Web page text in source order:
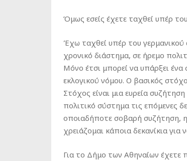
Όμως εσείς έχετε ταχθεί υπέρ
Έχω ταχθεί υπέρ του γερμανικού
χρονικό διάστημα, σε ήρεμο
Μόνο έτσι μπορεί να υπάρξει
εκλογικού νόμου. Ο βασικός
Στόχος είναι μια ευρεία
πολιτικό σύστημα τις επόμενες
οποιαδήποτε σοβαρή συζήτηση, η
χρειάζομαι κάποια δεκανίκια
Για το Δήμο των Αθηναίων έχετε